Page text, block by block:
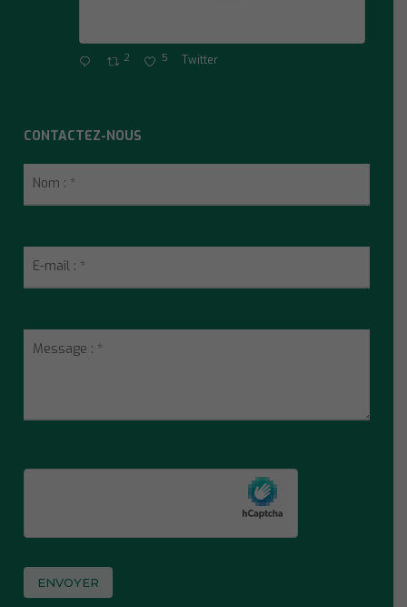
2 5 Twitter
CONTACTEZ-NOUS